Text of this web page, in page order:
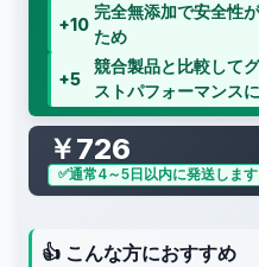
+10
完全無添加で安全性
ため
+5
競合製品と比較して
ストパフォーマンス
￥726
通常4～5日以内に発送します
👍 こんな方におすすめ